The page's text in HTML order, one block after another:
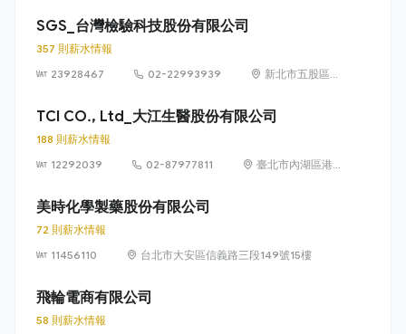
SGS_台灣檢驗科技股份有限公司
357 則薪水情報
23928467
02-22993939
新北市五股區五
（五股工業區）
TCI CO., Ltd_大江生醫股份有限公司
188 則薪水情報
12292039
02-87977811
臺北市內湖區港
美時化學製藥股份有限公司
72 則薪水情報
11456110
台北市大安區信義路三段149號15樓
飛輪電商有限公司
58 則薪水情報